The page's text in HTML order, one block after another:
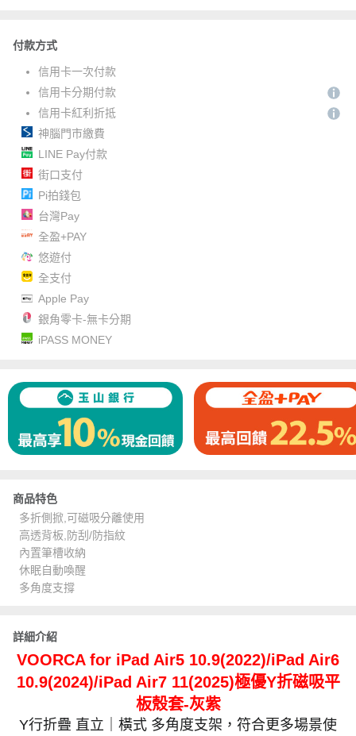
付款方式
信用卡一次付款
信用卡分期付款
信用卡紅利折抵
神腦門市繳費
LINE Pay付款
街口支付
Pi拍錢包
台灣Pay
全盈+PAY
悠遊付
全支付
Apple Pay
銀角零卡-無卡分期
iPASS MONEY
商品特色
多折側掀,可磁吸分離使用
高透背板,防刮/防指紋
內置筆槽收納
休眠自動喚醒
多角度支撐
詳細介紹
VOORCA for iPad Air5 10.9(2022)/iPad Air6
10.9(2024)/iPad Air7 11(2025)極優Y折磁吸平
板殼套-灰紫
Y行折疊 直立｜橫式 多角度支架，符合更多場景使